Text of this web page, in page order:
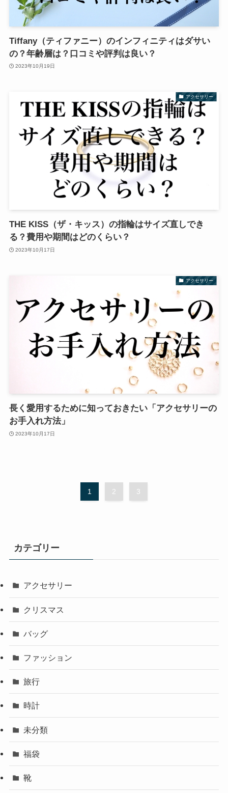
Tiffany（ティファニー）のインフィニティはダサい
の？年齢層は？口コミや評判は良い？
2023年10月19日
アクセサリー
THE KISS（ザ・キッス）の指輪はサイズ直しでき
る？費用や期間はどのくらい？
2023年10月17日
アクセサリー
長く愛用するために知っておきたい「アクセサリーの
お手入れ方法」
2023年10月17日
1 2 3
カテゴリー
アクセサリー
クリスマス
バッグ
ファッション
旅行
時計
未分類
福袋
靴